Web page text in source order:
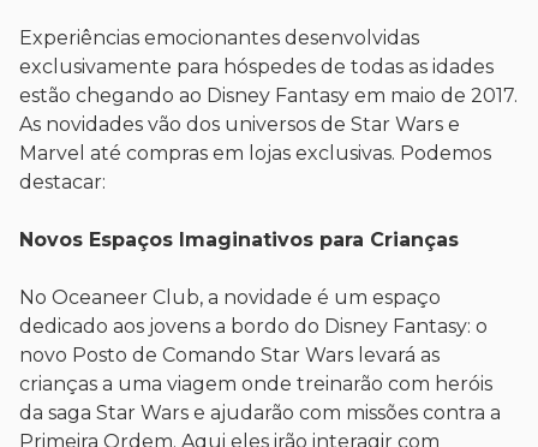
Experiências emocionantes desenvolvidas
exclusivamente para hóspedes de todas as idades
estão chegando ao Disney Fantasy em maio de 2017.
As novidades vão dos universos de Star Wars e
Marvel até compras em lojas exclusivas. Podemos
destacar:
Novos Espaços Imaginativos para Crianças
No Oceaneer Club, a novidade é um espaço
dedicado aos jovens a bordo do Disney Fantasy: o
novo Posto de Comando Star Wars levará as
crianças a uma viagem onde treinarão com heróis
da saga Star Wars e ajudarão com missões contra a
Primeira Ordem. Aqui eles irão interagir com